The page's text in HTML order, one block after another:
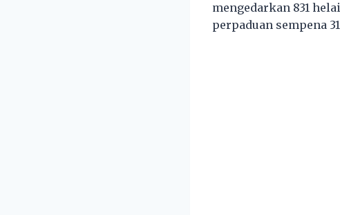
mengedarkan 831
perpaduan sempena 31